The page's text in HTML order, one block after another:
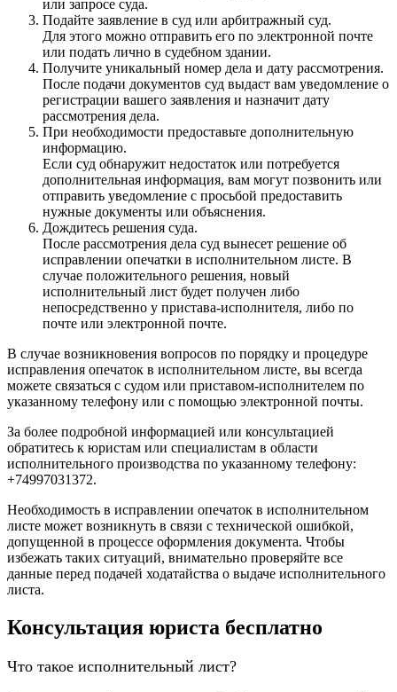
или запросе суда.
Подайте заявление в суд или арбитражный суд.
Для этого можно отправить его по электронной почте
или подать лично в судебном здании.
Получите уникальный номер дела и дату рассмотрения.
После подачи документов суд выдаст вам уведомление о
регистрации вашего заявления и назначит дату
рассмотрения дела.
При необходимости предоставьте дополнительную
информацию.
Если суд обнаружит недостаток или потребуется
дополнительная информация, вам могут позвонить или
отправить уведомление с просьбой предоставить
нужные документы или объяснения.
Дождитесь решения суда.
После рассмотрения дела суд вынесет решение об
исправлении опечатки в исполнительном листе. В
случае положительного решения, новый
исполнительный лист будет получен либо
непосредственно у пристава-исполнителя, либо по
почте или электронной почте.
В случае возникновения вопросов по порядку и процедуре
исправления опечаток в исполнительном листе, вы всегда
можете связаться с судом или приставом-исполнителем по
указанному телефону или с помощью электронной почты.
За более подробной информацией или консультацией
обратитесь к юристам или специалистам в области
исполнительного производства по указанному телефону:
+74997031372.
Необходимость в исправлении опечаток в исполнительном
листе может возникнуть в связи с технической ошибкой,
допущенной в процессе оформления документа. Чтобы
избежать таких ситуаций, внимательно проверяйте все
данные перед подачей ходатайства о выдаче исполнительного
листа.
Консультация юриста бесплатно
Что такое исполнительный лист?